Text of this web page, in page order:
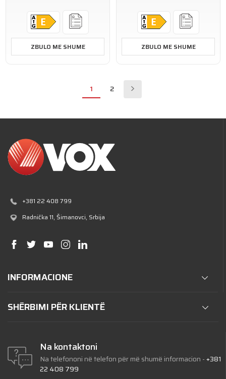
ZBULO ME SHUME ZBULO ME SHUME
1 2
+381 22 408 799
Radnička 11, Šimanovci, Srbija
INFORMACIONE
SHËRBIMI PËR KLIENTË
Na kontaktoni
Na telefononi në telefon për më shumë informacion -+381
22 408 799